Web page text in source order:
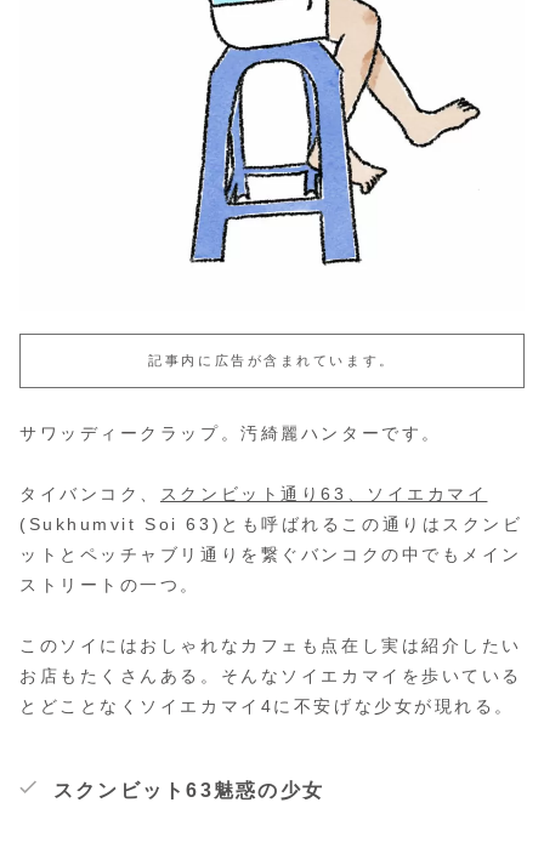
記事内に広告が含まれています。
サワッディークラップ。汚綺麗ハンターです。
タイバンコク、
スクンビット通り63、ソイエカマイ
(Sukhumvit Soi 63)とも呼ばれるこの通りはスクンビ
ットとペッチャブリ通りを繋ぐバンコクの中でもメイン
ストリートの一つ。
このソイにはおしゃれなカフェも点在し実は紹介したい
お店もたくさんある。そんなソイエカマイを歩いている
とどことなくソイエカマイ4に不安げな少女が現れる。
スクンビット63魅惑の少女